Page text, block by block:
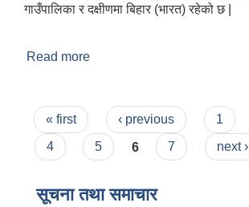
गाउँपालिका र दक्षीणमा बिहार (भारत) रहेको छ |
Read more
Pages
« first ‹ previous 1
4
5 6 7 next ›
सूचना तथा समाचार